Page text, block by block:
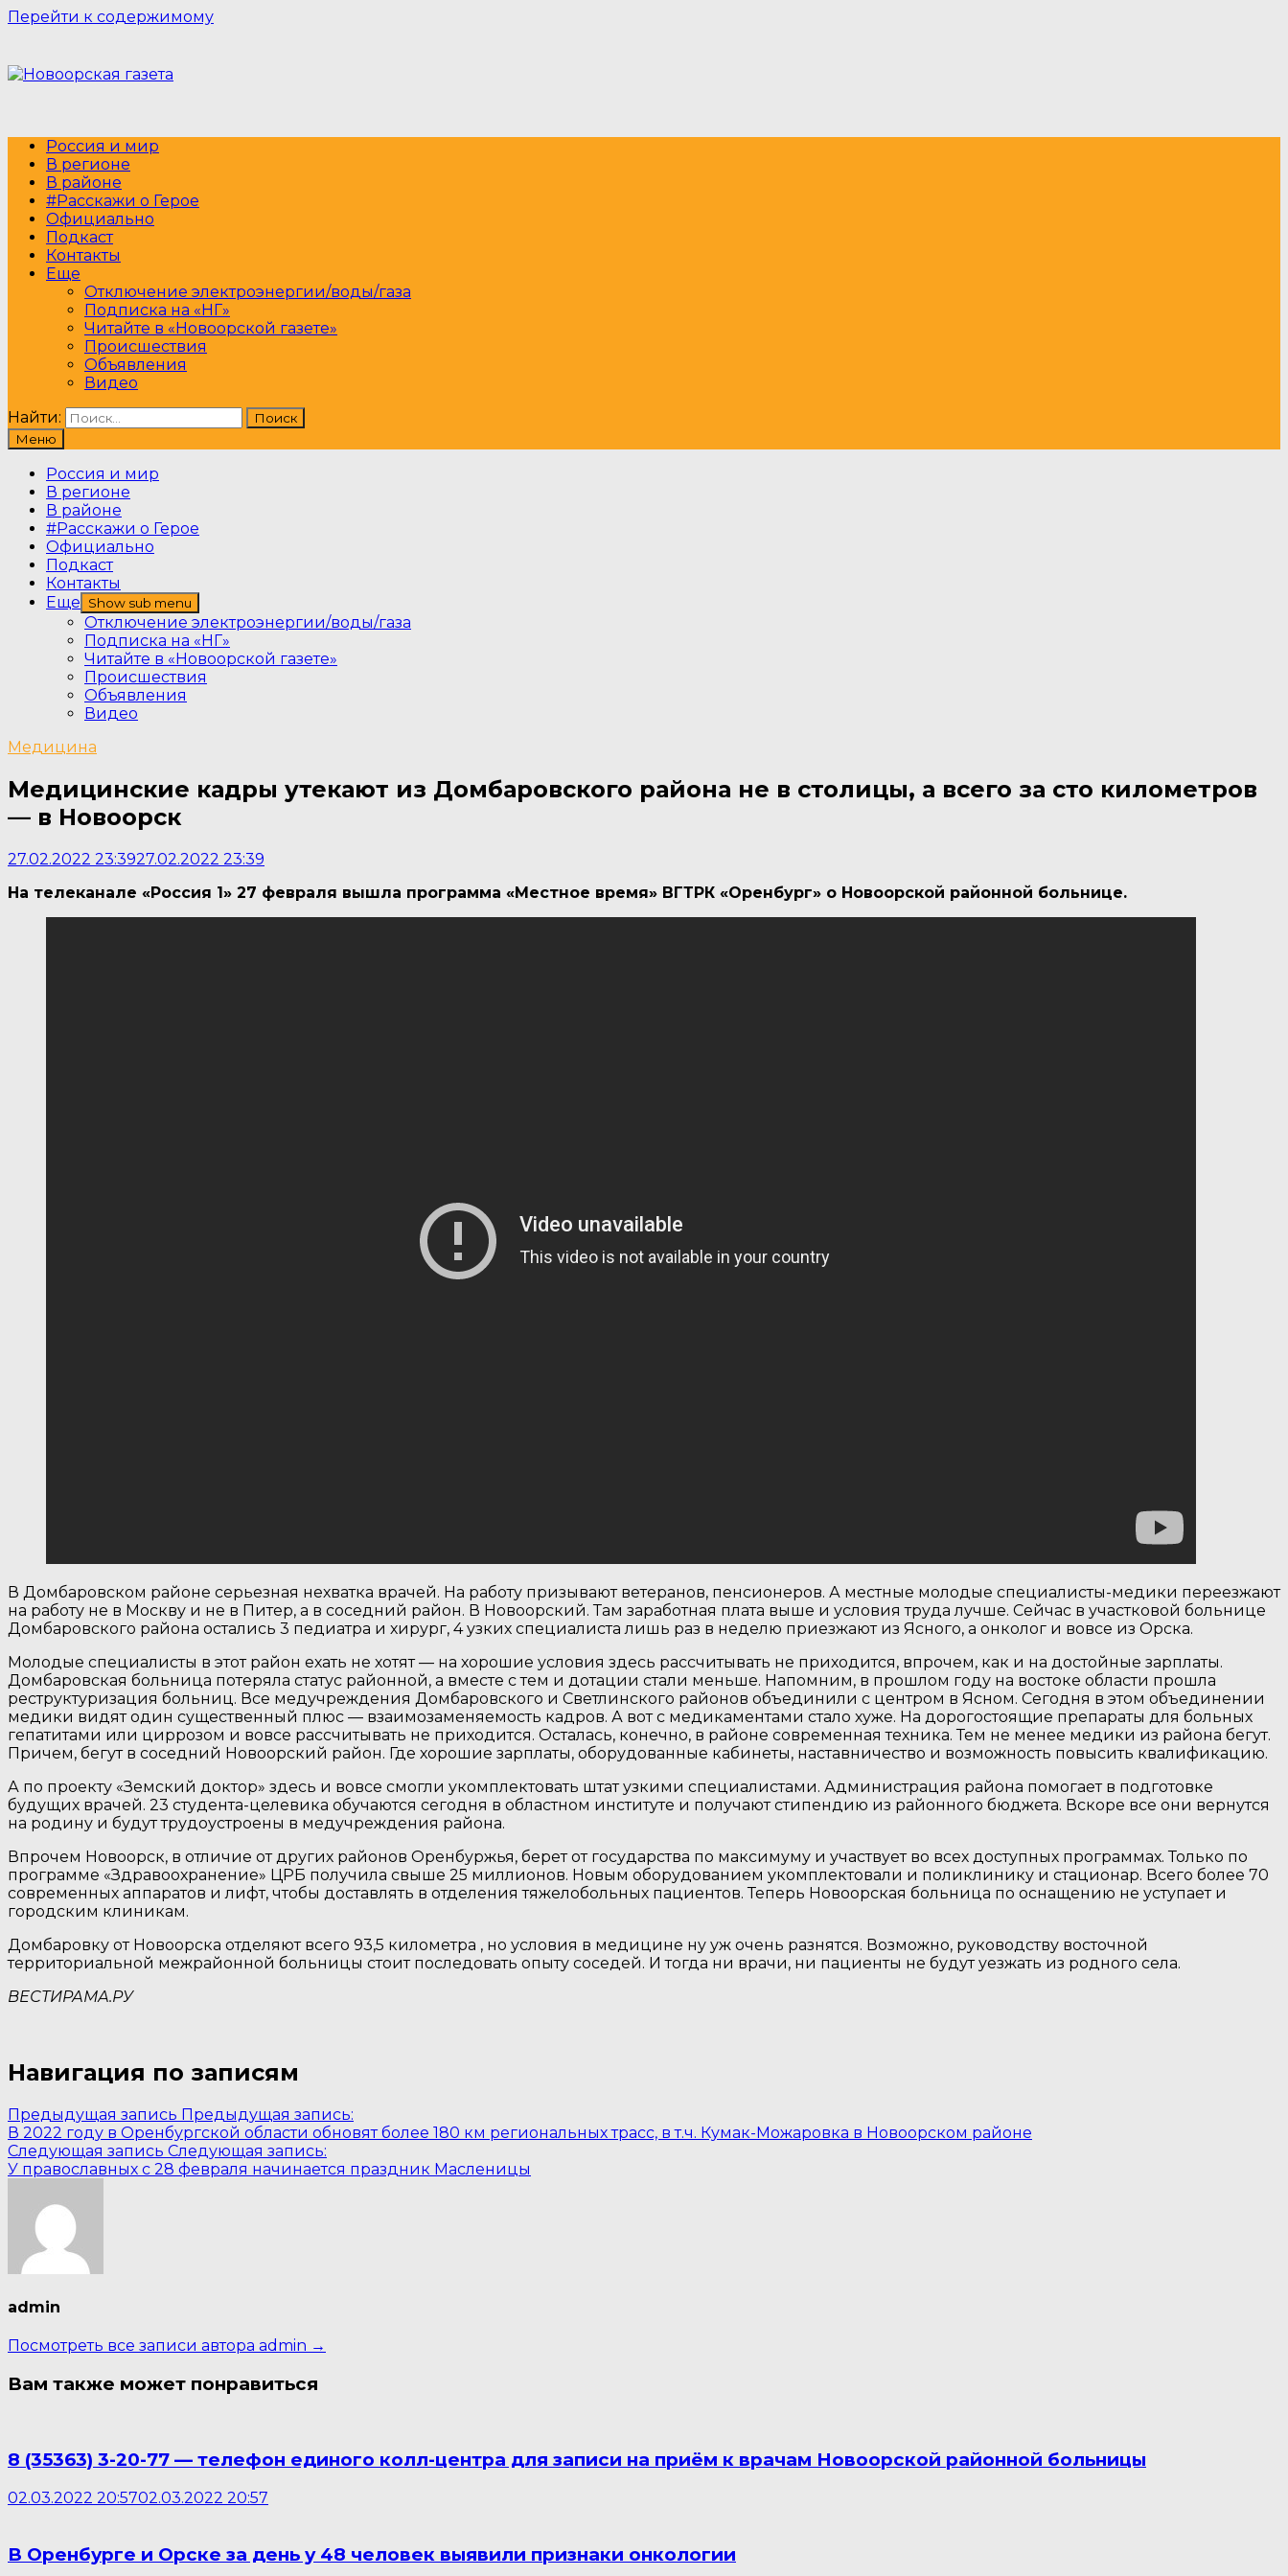
Перейти к содержимому
Россия и мир
В регионе
В районе
#Расскажи о Герое
Официально
Подкаст
Контакты
Еще
Отключение электроэнергии/воды/газа
Подписка на «НГ»
Читайте в «Новоорской газете»
Происшествия
Объявления
Видео
Найти:
Меню
Россия и мир
В регионе
В районе
#Расскажи о Герое
Официально
Подкаст
Контакты
Еще
Show sub menu
Отключение электроэнергии/воды/газа
Подписка на «НГ»
Читайте в «Новоорской газете»
Происшествия
Объявления
Видео
Медицина
Медицинские кадры утекают из Домбаровского района не в столицы, а всего за сто километров
— в Новоорск
27.02.2022 23:3927.02.2022 23:39
На телеканале «Россия 1» 27 февраля вышла программа «Местное время» ВГТРК «Оренбург» о Новоорской районной больнице.
В Домбаровском районе серьезная нехватка врачей. На работу призывают ветеранов, пенсионеров. А местные молодые специалисты-медики переезжают
на работу не в Москву и не в Питер, а в соседний район. В Новоорский. Там заработная плата выше и условия труда лучше. Сейчас в участковой больнице
Домбаровского района остались 3 педиатра и хирург, 4 узких специалиста лишь раз в неделю приезжают из Ясного, а онколог и вовсе из Орска.
Молодые специалисты в этот район ехать не хотят — на хорошие условия здесь рассчитывать не приходится, впрочем, как и на достойные зарплаты.
Домбаровская больница потеряла статус районной, а вместе с тем и дотации стали меньше. Напомним, в прошлом году на востоке области прошла
реструктуризация больниц. Все медучреждения Домбаровского и Светлинского районов объединили с центром в Ясном. Сегодня в этом объединении
медики видят один существенный плюс — взаимозаменяемость кадров. А вот с медикаментами стало хуже. На дорогостоящие препараты для больных
гепатитами или циррозом и вовсе рассчитывать не приходится. Осталась, конечно, в районе современная техника. Тем не менее медики из района бегут.
Причем, бегут в соседний Новоорский район. Где хорошие зарплаты, оборудованные кабинеты, наставничество и возможность повысить квалификацию.
А по проекту «Земский доктор» здесь и вовсе смогли укомплектовать штат узкими специалистами. Администрация района помогает в подготовке
будущих врачей. 23 студента-целевика обучаются сегодня в областном институте и получают стипендию из районного бюджета. Вскоре все они вернутся
на родину и будут трудоустроены в медучреждения района.
Впрочем Новоорск, в отличие от других районов Оренбуржья, берет от государства по максимуму и участвует во всех доступных программах. Только по
программе «Здравоохранение» ЦРБ получила свыше 25 миллионов. Новым оборудованием укомплектовали и поликлинику и стационар. Всего более 70
современных аппаратов и лифт, чтобы доставлять в отделения тяжелобольных пациентов. Теперь Новоорская больница по оснащению не уступает и
городским клиникам.
Домбаровку от Новоорска отделяют всего 93,5 километра , но условия в медицине ну уж очень разнятся. Возможно, руководству восточной
территориальной межрайонной больницы стоит последовать опыту соседей. И тогда ни врачи, ни пациенты не будут уезжать из родного села.
ВЕСТИРАМА.РУ
Навигация по записям
Предыдущая запись Предыдущая запись:
В 2022 году в Оренбургской области обновят более 180 км региональных трасс, в т.ч. Кумак-Можаровка в Новоорском районе
Следующая запись Следующая запись:
У православных с 28 февраля начинается праздник Масленицы
admin
Посмотреть все записи автора admin →
Вам также может понравиться
8 (35363) 3-20-77 — телефон единого колл-центра для записи на приём к врачам Новоорской районной больницы
02.03.2022 20:5702.03.2022 20:57
В Оренбурге и Орске за день у 48 человек выявили признаки онкологии